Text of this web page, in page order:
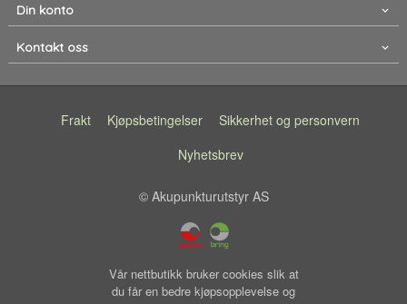
Din konto
Kontakt oss
Frakt Kjøpsbetingelser
Sikkerhet og personvern
Nyhetsbrev
© Akupunkturutstyr AS
Vår nettbutikk bruker cookies slik at
du får en bedre kjøpsopplevelse og